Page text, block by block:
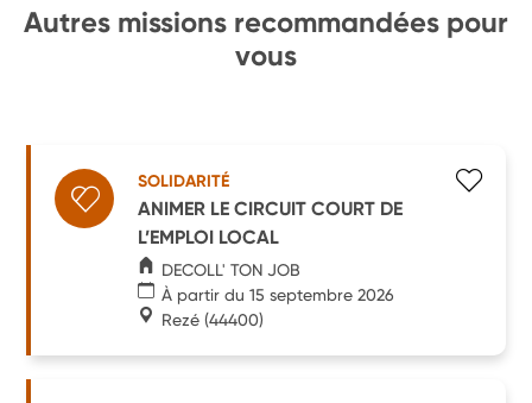
Autres missions recommandées pour
vous
SOLIDARITÉ
ANIMER LE CIRCUIT COURT DE
L’EMPLOI LOCAL
DECOLL' TON JOB
À partir du 15 septembre 2026
Rezé (44400)